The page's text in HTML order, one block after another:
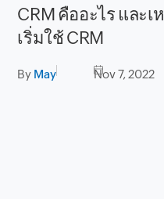
CRM คืออะไร และ
เริ่มใช้ CRM
By May Nov 7, 2022